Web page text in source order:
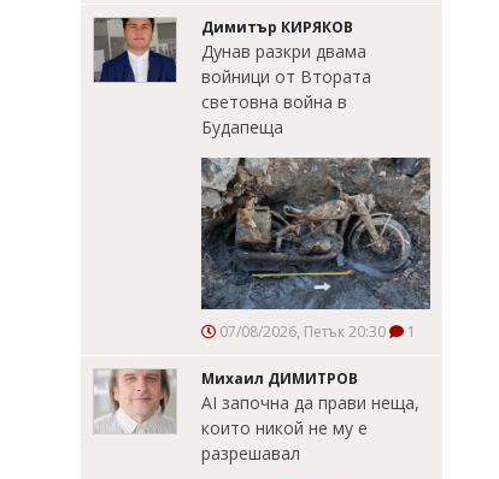
Димитър КИРЯКОВ
Дунав разкри двама
войници от Втората
световна война в
Будапеща
07/08/2026, Петък 20:30 1
Михаил ДИМИТРОВ
AI започна да прави неща,
които никой не му е
разрешавал